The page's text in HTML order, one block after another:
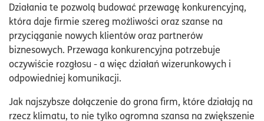
Działania te pozwolą budować przewagę konkurencyjną,
która daje firmie szereg możliwości oraz szanse na
przyciąganie nowych klientów oraz partnerów
biznesowych. Przewaga konkurencyjna potrzebuje
oczywiście rozgłosu - a więc działań wizerunkowych i
odpowiedniej komunikacji.
Jak najszybsze dołączenie do grona firm, które działają na
rzecz klimatu, to nie tylko ogromna szansa na zwiększenie